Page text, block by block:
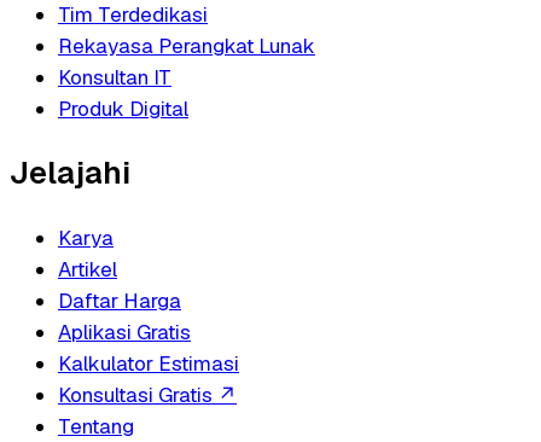
Tim Terdedikasi
Rekayasa Perangkat Lunak
Konsultan IT
Produk Digital
Jelajahi
Karya
Artikel
Daftar Harga
Aplikasi Gratis
Kalkulator Estimasi
Konsultasi Gratis ↗
Tentang